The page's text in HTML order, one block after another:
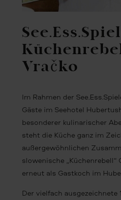
Vračko
Im Rahmen der
Gäste im Seehotel
besonderer kulinarischer
steht die Küche ganz im
außergewöhnlichen
slowenische „Küchenrebell“
erneut als Gastkoch im
Der vielfach